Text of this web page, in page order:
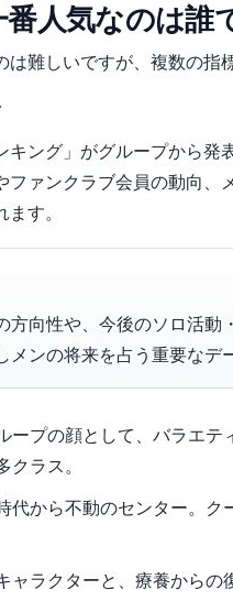
人気なのは誰
は難しいですが、複数の
キング」がグループから発
ファンクラブ会員の動向、
す。
方向性や、今後のソロ活
メンの将来を占う重要なデ
ープの顔として、バラエ
ラス。
代から不動のセンター。
ャラクターと、療養から